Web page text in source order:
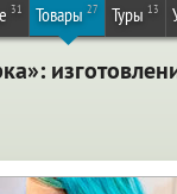
31 Товары 27 Туры 13